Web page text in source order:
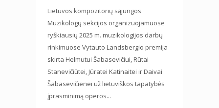
Lietuvos kompozitorių sąjungos
Muzikologų sekcijos organizuojamuose
ryškiausių 2025 m. muzikologijos darbų
rinkimuose Vytauto Landsbergio premija
skirta Helmutui Šabasevičiui, Rūtai
Stanevičiūtei, Jūratei Katinaitei ir Daivai
Šabasevičienei už lietuviškos tapatybės
įprasminimą operos...